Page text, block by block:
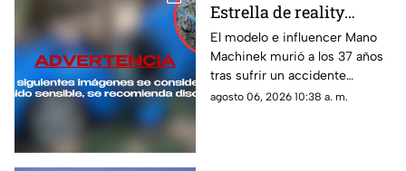
Estrella de reality
pierde la vida en un
accidente mientras
filmaba un comercial
El modelo e influencer Mano
Machinek murió a los 37 años
tras sufrir un accidente
mientras conducía un Porsche
agosto 06, 2026 10:38 a. m.